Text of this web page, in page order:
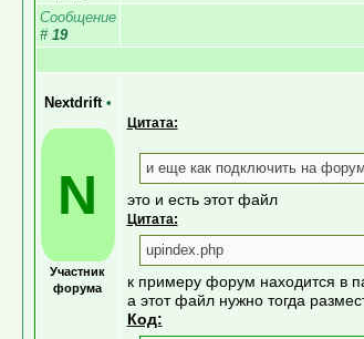
Сообщение
# 19
Nextdrift •
N
Участник
форума
Цитата:
и еще как подключить на
это и есть этот файл
Цитата:
upindex.php
к примеру форум находится в
а этот файл нужно тогда
Код: